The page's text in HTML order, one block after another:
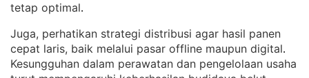
tetap optimal.
Juga, perhatikan strategi distribusi agar hasil panen
cepat laris, baik melalui pasar offline maupun digital
Kesungguhan dalam perawatan dan pengelolaan usaha